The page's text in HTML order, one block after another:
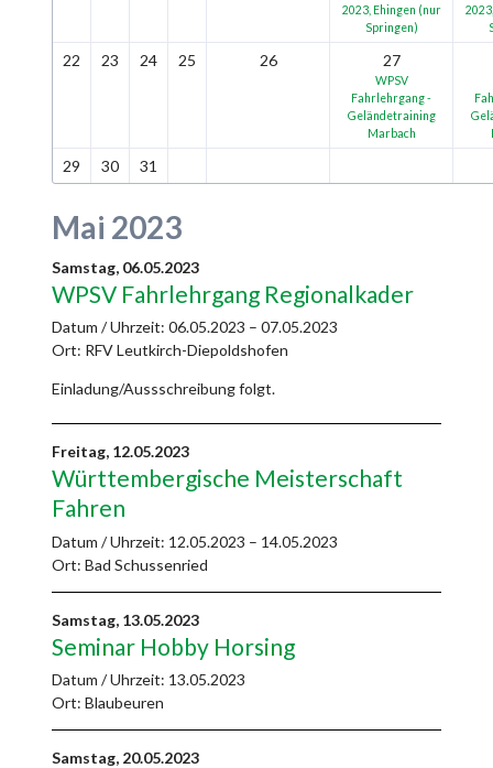
2023, Ehingen (nur
Springen)
22 23 24 25 26 27
WPSV
Fahrlehrgang -
Geländetraining
Marbach
29 30 31
Mai 2023
Samstag, 06.05.2023
WPSV Fahrlehrgang Regionalkader
Datum / Uhrzeit: 06.05.2023 – 07.05.2023
Ort: RFV Leutkirch-Diepoldshofen
Einladung/Aussschreibung folgt.
Freitag, 12.05.2023
Württembergische Meisterschaft
Fahren
Datum / Uhrzeit: 12.05.2023 – 14.05.2023
Ort: Bad Schussenried
Samstag, 13.05.2023
Seminar Hobby Horsing
Datum / Uhrzeit: 13.05.2023
Ort: Blaubeuren
Samstag, 20.05.2023